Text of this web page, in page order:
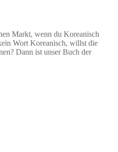
Markt, wenn du Koreanisch
Wort Koreanisch, willst die
Dann ist unser Buch der